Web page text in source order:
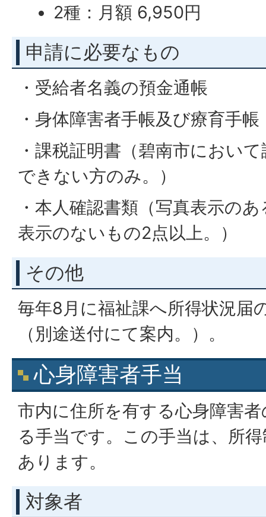
2種：月額 6,950円
申請に必要なもの
・受給者名義の預金通帳
・身体障害者手帳及び療育手帳
・課税証明書（碧南市におい
できない方のみ。）
・本人確認書類（写真表示の
表示のないもの2点以上。）
その他
毎年8月に福祉課へ所得状況届
（別途送付にて案内。）。
心身障害者手当
市内に住所を有する心身障害
る手当です。この手当は、所
あります。
対象者